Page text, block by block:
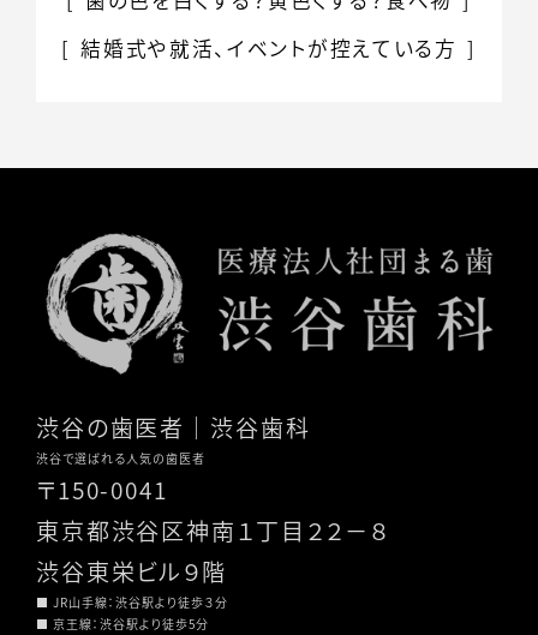
結婚式や就活、イベントが控えている方
渋谷の歯医者 ｜渋谷歯科
渋谷で選ばれる人気の歯医者
〒150-0041
東京都渋谷区神南１丁目２２－８
渋谷東栄ビル９階
■ JR山手線：渋谷駅より徒歩３分
■ 京王線：渋谷駅より徒歩5分